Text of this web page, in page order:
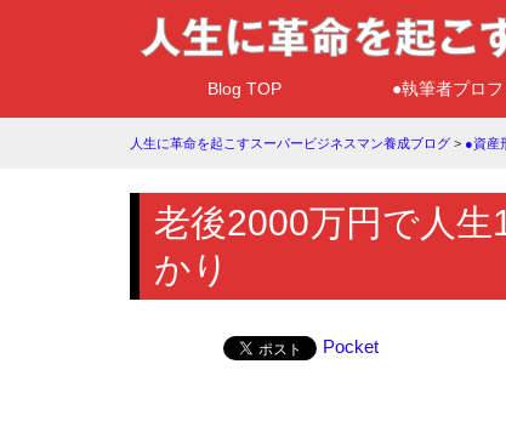
Blog TOP ●執筆者プロ
人生に革命を起こすスーパービジネスマン養成ブログ > ●資産
老後2000万円で人
かり
Pocket